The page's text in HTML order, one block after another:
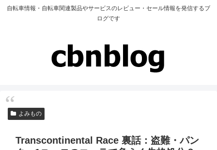
自転車情報・自転車関連製品やサービスのレビュー・セール情報を発信するブ
ログです
よみもの
Transcontinental Race 裏話：盗難・パン